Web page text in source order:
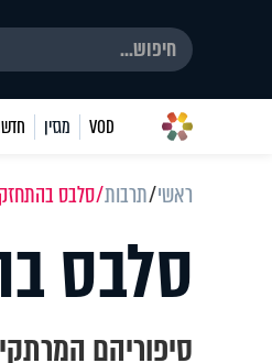
VOD מגזין
ראשי תרבות סלבס
סלבס
סיפוריהם